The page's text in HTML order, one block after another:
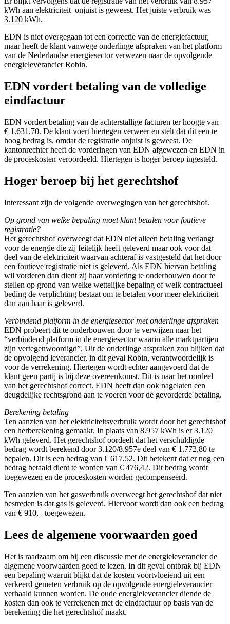
kWh aan elektriciteit onjuist is geweest. Het juiste verbruik was
3.120 kWh.
EDN is niet overgegaan tot een correctie van de energiefactuur,
maar heeft de klant vanwege onderlinge afspraken van het platform
van de Nederlandse energiesector verwezen naar de opvolgende
energieleverancier Robin.
EDN vordert betaling van de volledige
eindfactuur
EDN vordert betaling van de achterstallige facturen ter hoogte van
€ 1.631,70. De klant voert hiertegen verweer en stelt dat dit een te
hoog bedrag is, omdat de registratie onjuist is geweest. De
kantonrechter heeft de vorderingen van EDN afgewezen en EDN in
de proceskosten veroordeeld. Hiertegen is hoger beroep ingesteld.
Hoger beroep bij het gerechtshof
Interessant zijn de volgende overwegingen van het gerechtshof.
Op grond van welke bepaling moet klant betalen voor foutieve
registratie?
Het gerechtshof overweegt dat EDN niet alleen betaling verlangt
voor de energie die zij feitelijk heeft geleverd maar ook voor dat
deel van de elektriciteit waarvan achteraf is vastgesteld dat het door
een foutieve registratie niet is geleverd. Als EDN hiervan betaling
wil vorderen dan dient zij haar vordering te onderbouwen door te
stellen op grond van welke wettelijke bepaling of welk contractueel
beding de verplichting bestaat om te betalen voor meer elektriciteit
dan aan haar is geleverd.
Verbindend platform in de energiesector met onderlinge afspraken
EDN probeert dit te onderbouwen door te verwijzen naar het
“verbindend platform in de energiesector waarin alle marktpartijen
zijn vertegenwoordigd”. Uit de onderlinge afspraken zou blijken dat
de opvolgend leverancier, in dit geval Robin, verantwoordelijk is
voor de verrekening. Hiertegen wordt echter aangevoerd dat de
klant geen partij is bij deze overeenkomst. Dit is naar het oordeel
van het gerechtshof correct. EDN heeft dan ook nagelaten een
deugdelijke rechtsgrond aan te voeren voor de gevorderde betaling.
Berekening betaling
Ten aanzien van het elektriciteitsverbruik wordt door het gerechtshof
een herberekening gemaakt. In plaats van 8.957 kWh is er 3.120
kWh geleverd. Het gerechtshof oordeelt dat het verschuldigde
bedrag wordt berekend door 3.120/8.957e deel van € 1.772,80 te
bepalen. Dit is een bedrag van € 617,52. Dit betekent dat er nog een
bedrag betaald dient te worden van € 476,42. Dit bedrag wordt
toegewezen en de proceskosten worden gecompenseerd.
Ten aanzien van het gasverbruik overweegt het gerechtshof dat niet
bestreden is dat gas is geleverd. Hiervoor wordt dan ook een bedrag
van € 910,– toegewezen.
Lees de algemene voorwaarden goed
Het is raadzaam om bij een discussie met de energieleverancier de
algemene voorwaarden goed te lezen. In dit geval ontbrak bij EDN
een bepaling waaruit blijkt dat de kosten voortvloeiend uit een
verkeerd gemeten verbruik op de opvolgende energieleverancier
verhaald kunnen worden. De oude energieleverancier diende de
kosten dan ook te verrekenen met de eindfactuur op basis van de
berekening die het gerechtshof maakt.